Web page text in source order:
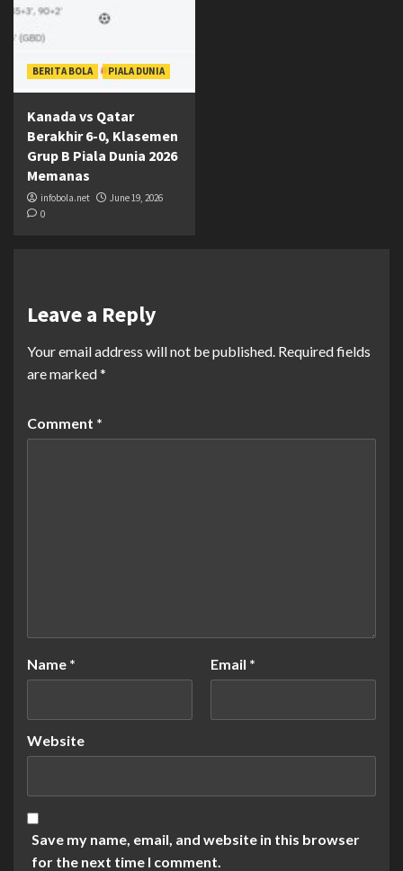
BERITA BOLA PIALA DUNIA
Kanada vs Qatar
Berakhir 6-0, Klasemen
Grup B Piala Dunia 2026
Memanas
infobola.net
June 19, 2026
0
Leave a Reply
Your email address will not be published. Required fields
are marked*
Comment *
Name * Email *
Website
Save my name, email, and website in this browser
for the next time I comment.